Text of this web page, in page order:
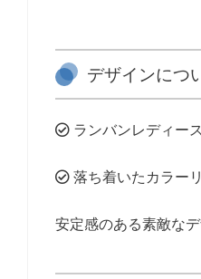
デザインにつ
ランバンレディー
落ち着いたカラー
安定感のある素敵な